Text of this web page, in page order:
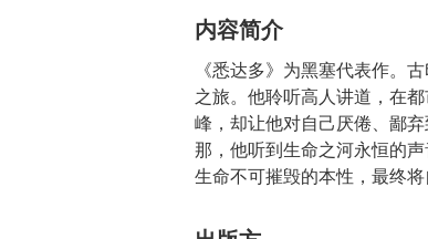
内容简介
《悉达多》为黑塞代表作。
之旅。他聆听高人讲道，在
峰，却让他对自己厌倦、鄙
那，他听到生命之河永恒的
生命不可摧毁的本性，最终